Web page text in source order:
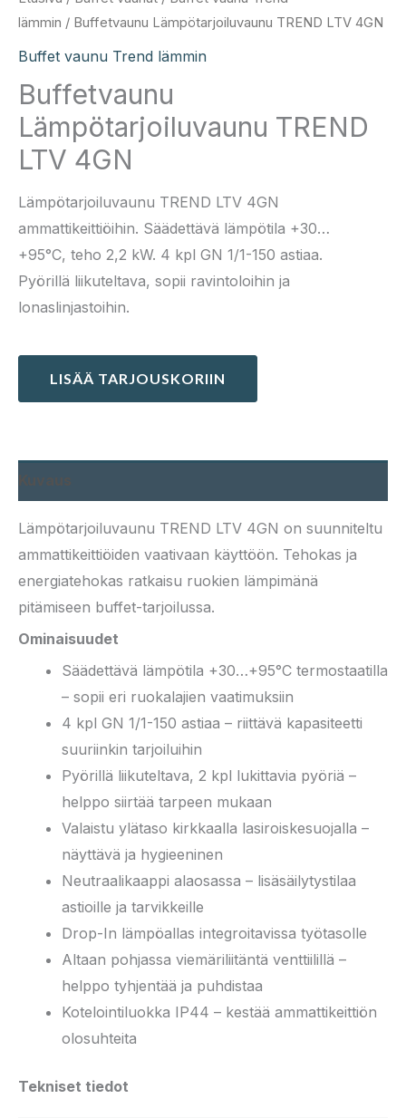
lämmin / Buffetvaunu Lämpötarjoiluvaunu TREND LTV 4GN
Buffet vaunu Trend lämmin
Buffetvaunu
Lämpötarjoiluvaunu TREND
LTV 4GN
Lämpötarjoiluvaunu TREND LTV 4GN
ammattikeittiöihin. Säädettävä lämpötila +30…
+95°C, teho 2,2 kW. 4 kpl GN 1/1-150 astiaa.
Pyörillä liikuteltava, sopii ravintoloihin ja
lonaslinjastoihin.
LISÄÄ TARJOUSKORIIN
Lämpötarjoiluvaunu TREND LTV 4GN on suunniteltu
ammattikeittiöiden vaativaan käyttöön. Tehokas ja
energiatehokas ratkaisu ruokien lämpimänä
pitämiseen buffet-tarjoilussa.
Ominaisuudet
Säädettävä lämpötila +30…+95°C termostaatilla
– sopii eri ruokalajien vaatimuksiin
4 kpl GN 1/1-150 astiaa – riittävä kapasiteetti
suuriinkin tarjoiluihin
Pyörillä liikuteltava, 2 kpl lukittavia pyöriä –
helppo siirtää tarpeen mukaan
Valaistu ylätaso kirkkaalla lasiroiskesuojalla –
näyttävä ja hygieeninen
Neutraalikaappi alaosassa – lisäsäilytystilaa
astioille ja tarvikkeille
Drop-In lämpöallas integroitavissa työtasolle
Altaan pohjassa viemäriliitäntä venttiilillä –
helppo tyhjentää ja puhdistaa
Kotelointiluokka IP44 – kestää ammattikeittiön
olosuhteita
Tekniset tiedot